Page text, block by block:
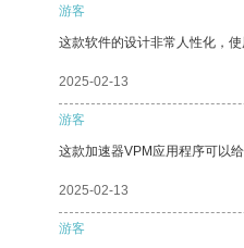
游客
这款软件的设计非常人性化，使
2025-02-13
游客
这款加速器VPM应用程序可以
2025-02-13
游客